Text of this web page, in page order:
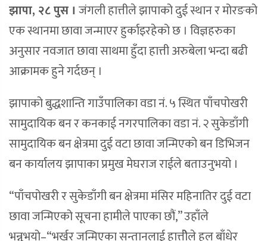
झापा, २८ पुस । जंगली हात्तीले झापाको दुई स्थान र मोरङको
एक स्थानमा छावा जन्माएर हुर्काइरहेको छ । विज्ञहरुका
अनुसार नवजात छावा साथमा हुँदा हात्ती अरुबेला भन्दा बढी
आक्रामक हुने गर्दछन् ।
झापाको बुद्धशान्ति गाउँपालिका वडा नं. ५ स्थित पाँचपोखरी
सामुदायिक बन र कनकाई नगरपालिका वडा नं. २ सुकेडाँगी
सामुदायिक बन क्षेत्रमा दुई वटा छावा जन्मिएको बन डिभिजन
बन कार्यालय झापाका प्रमुख मेघराज राईले बताउनुभयो ।
“पाँचपोखरी र सुकेडाँगी बन क्षेत्रमा मंसिर महिनातिर दुई वटा
छावा जन्मिएको सूचना हामीले पाएका छौं,” उहाँले
भन्नुभयो–“भर्खर जन्मिएका सन्तानलाई हात्तीेले हुल बाँधेर